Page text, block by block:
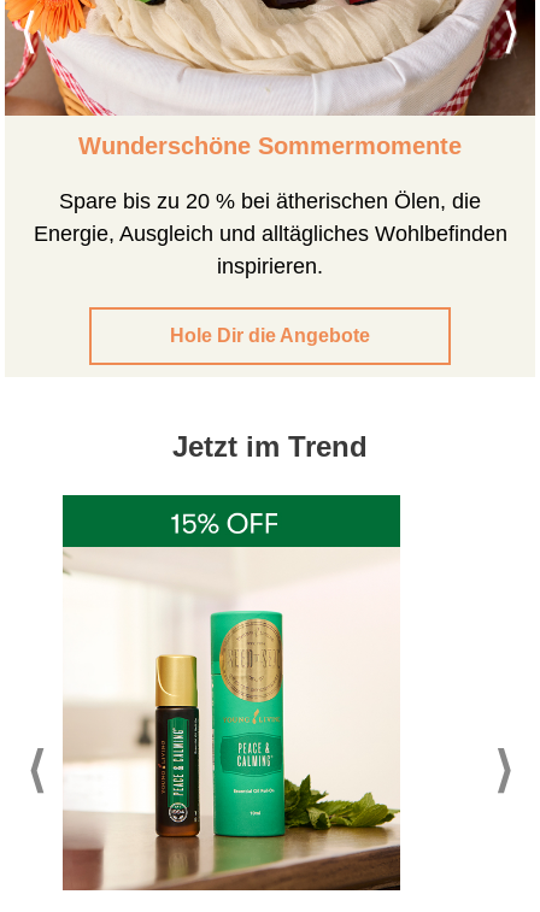
Wunderschöne Sommermomente
Spare bis zu 20 % bei ätherischen Ölen, die
Energie, Ausgleich und alltägliches Wohlbefinden
inspirieren.
Hole Dir die Angebote
Previous
Jetzt im Trend